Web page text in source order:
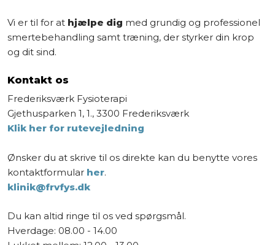
Vi er til for at hjælpe dig med grundig og professionel
smertebehandling samt træning, der styrker din krop
og dit sind.
Kontakt os
​Frederiksværk Fysioterapi
Gjethusparken 1, 1., 3300 Frederiksværk
Klik her for rutevejledning
Ønsker du at skrive til os direkte kan du benytte vores
kontaktformular her.
klinik@frvfys.dk
Du kan altid ringe til os ved spørgsmål.
Hverdage: 08.00 - 14.00